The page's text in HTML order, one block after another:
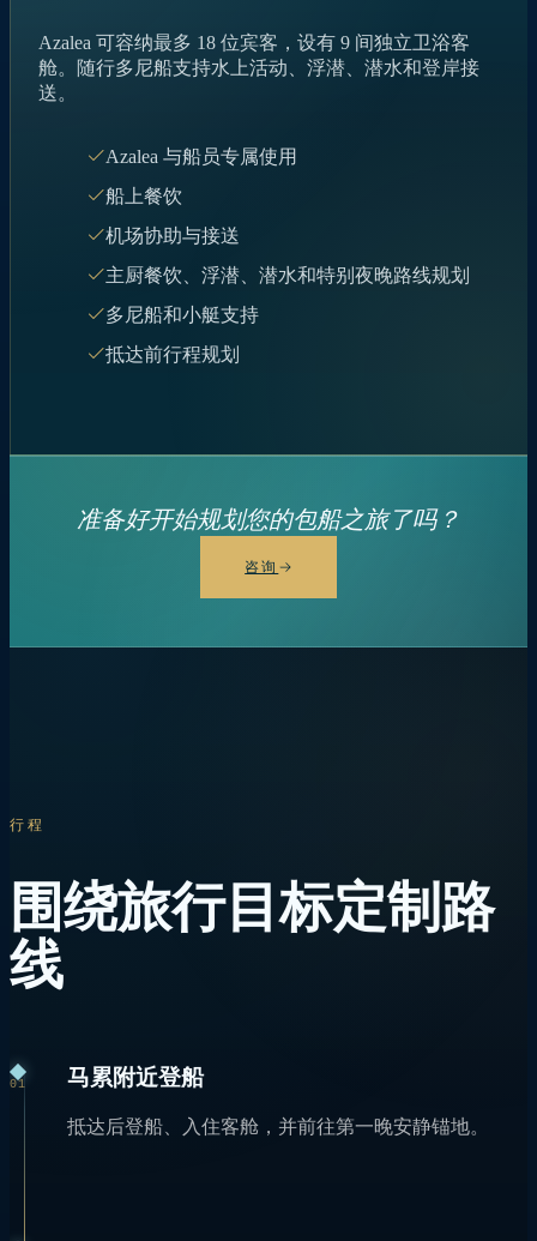
Azalea 可容纳最多 18 位宾客，设有 9 间独立卫浴客
舱。随行多尼船支持水上活动、浮潜、潜水和登岸接
送。
Azalea 与船员专属使用
船上餐饮
机场协助与接送
主厨餐饮、浮潜、潜水和特别夜晚路线规划
多尼船和小艇支持
抵达前行程规划
准备好开始规划您的包船之旅了吗？
咨询
行程
围绕旅行目标定制路
线
01 马累附近登船
抵达后登船、入住客舱，并前往第一晚安静锚地。